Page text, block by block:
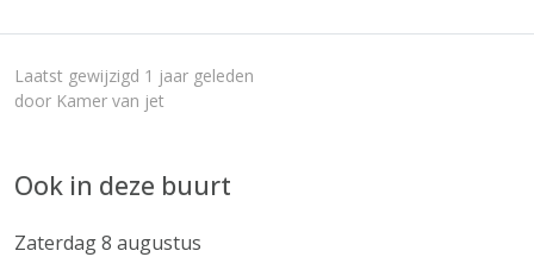
Laatst gewijzigd 1 jaar geleden
door Kamer van jet
Ook in deze buurt
Zaterdag 8 augustus